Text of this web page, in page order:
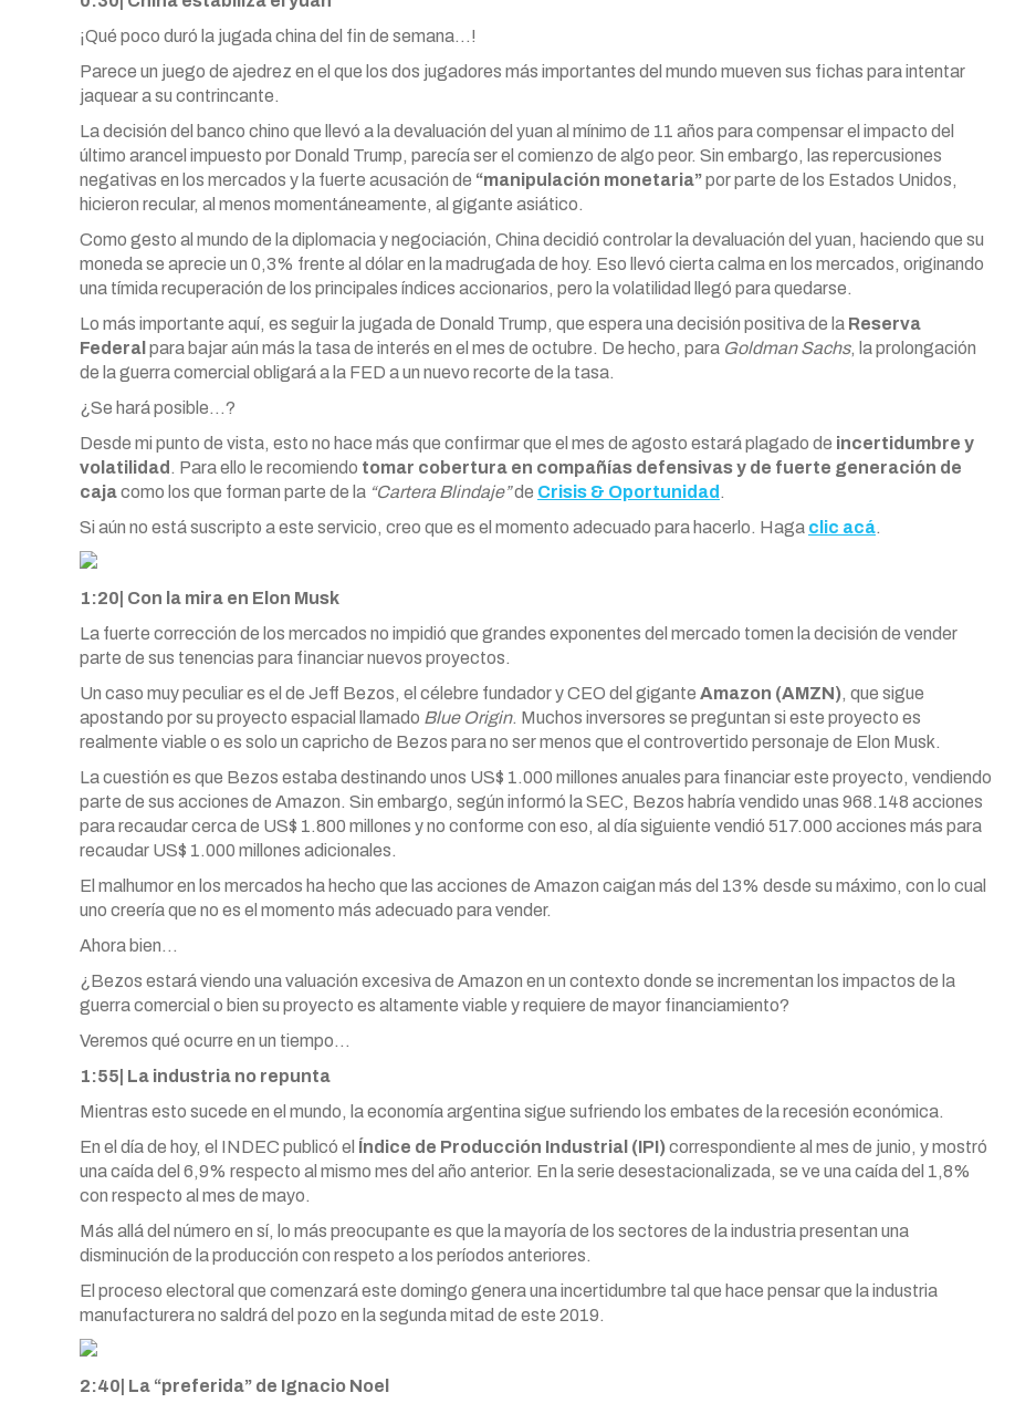
¡Qué poco duró la jugada china del fin de semana…!
Parece un juego de ajedrez en el que los dos jugadores más importantes del mundo mueven sus fichas para intentar
jaquear a su contrincante.
La decisión del banco chino que llevó a la devaluación del yuan al mínimo de 11 años para compensar el impacto del
último arancel impuesto por Donald Trump, parecía ser el comienzo de algo peor. Sin embargo, las repercusiones
negativas en los mercados y la fuerte acusación de “manipulación monetaria”por parte de los Estados Unidos,
hicieron recular, al menos momentáneamente, al gigante asiático.
Como gesto al mundo de la diplomacia y negociación, China decidió controlar la devaluación del yuan, haciendo que su
moneda se aprecie un 0,3% frente al dólar en la madrugada de hoy. Eso llevó cierta calma en los mercados, originando
una tímida recuperación de los principales índices accionarios, pero la volatilidad llegó para quedarse.
Lo más importante aquí, es seguir la jugada de Donald Trump, que espera una decisión positiva de la Reserva
Federal para bajar aún más la tasa de interés en el mes de octubre. De hecho, para Goldman Sachs, la prolongación
de la guerra comercial obligará a la FED a un nuevo recorte de la tasa.
¿Se hará posible…?
Desde mi punto de vista, esto no hace más que confirmar que el mes de agosto estará plagado de incertidumbre y
volatilidad . Para ello le recomiendo tomar cobertura en compañías defensivas y de fuerte generación de
cajacomo los que forman parte de la “Cartera Blindaje”de Crisis & Oportunidad .
Si aún no está suscripto a este servicio, creo que es el momento adecuado para hacerlo. Haga clic acá.
1:20| Con la mira en Elon Musk
La fuerte corrección de los mercados no impidió que grandes exponentes del mercado tomen la decisión de vender
parte de sus tenencias para financiar nuevos proyectos.
Un caso muy peculiar es el de Jeff Bezos, el célebre fundador y CEO del gigante Amazon (AMZN), que sigue
apostando por su proyecto espacial llamado Blue Origin. Muchos inversores se preguntan si este proyecto es
realmente viable o es solo un capricho de Bezos para no ser menos que el controvertido personaje de Elon Musk.
La cuestión es que Bezos estaba destinando unos US$ 1.000 millones anuales para financiar este proyecto, vendiendo
parte de sus acciones de Amazon. Sin embargo, según informó la SEC, Bezos habría vendido unas 968.148 acciones
para recaudar cerca de US$ 1.800 millones y no conforme con eso, al día siguiente vendió 517.000 acciones más para
recaudar US$ 1.000 millones adicionales.
El malhumor en los mercados ha hecho que las acciones de Amazon caigan más del 13% desde su máximo, con lo cual
uno creería que no es el momento más adecuado para vender.
Ahora bien…
¿Bezos estará viendo una valuación excesiva de Amazon en un contexto donde se incrementan los impactos de la
guerra comercial o bien su proyecto es altamente viable y requiere de mayor financiamiento?
Veremos qué ocurre en un tiempo…
1:55| La industria no repunta
Mientras esto sucede en el mundo, la economía argentina sigue sufriendo los embates de la recesión económica.
En el día de hoy, el INDEC publicó el Índice de Producción Industrial (IPI)correspondiente al mes de junio, y mostró
una caída del 6,9% respecto al mismo mes del año anterior. En la serie desestacionalizada, se ve una caída del 1,8%
con respecto al mes de mayo.
Más allá del número en sí, lo más preocupante es que la mayoría de los sectores de la industria presentan una
disminución de la producción con respeto a los períodos anteriores.
El proceso electoral que comenzará este domingo genera una incertidumbre tal que hace pensar que la industria
manufacturera no saldrá del pozo en la segunda mitad de este 2019.
2:40| La “preferida” de Ignacio Noel